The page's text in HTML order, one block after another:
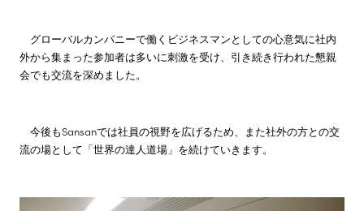
グローバルカンパニーで働くビジネスマンとしての心意気に社内
外から集まった参加者は多いに刺激を受け、引き続き行われた懇親
会でも交流を深めました。
今後もSansanでは社員の視野を広げるため、また社外の方との交
流の場として「世界の達人道場」を続けていきます。